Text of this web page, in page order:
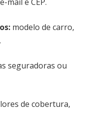
modelo de carro,
seguradoras ou
de cobertura,